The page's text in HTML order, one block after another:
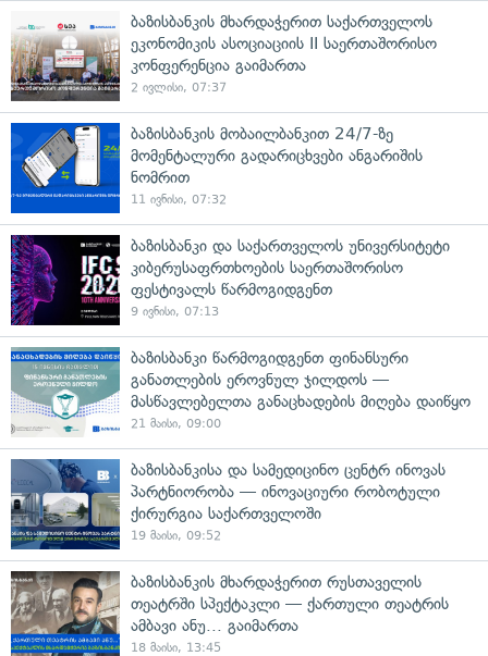
ბაზისბანკის მხარდაჭერით საქართველოს
ეკონომიკის ასოციაციის II საერთაშორისო
კონფერენცია გაიმართა
2 ივლისი, 07:37
ბაზისბანკის მობაილბანკით 24/7-ზე
მომენტალური გადარიცხვები ანგარიშის
ნომრით
11 ივნისი, 07:32
ბაზისბანკი და საქართველოს უნივერსიტეტი
კიბერუსაფრთხოების საერთაშორისო
ფესტივალს წარმოგიდგენთ
9 ივნისი, 07:13
ბაზისბანკი წარმოგიდგენთ ფინანსური
განათლების ეროვნულ ჯილდოს —
მასწავლებელთა განაცხადების მიღება დაიწყო
21 მაისი, 09:00
ბაზისბანკისა და სამედიცინო ცენტრ ინოვას
პარტნიორობა — ინოვაციური რობოტული
ქირურგია საქართველოში
19 მაისი, 09:52
ბაზისბანკის მხარდაჭერით რუსთაველის
თეატრში სპექტაკლი — ქართული თეატრის
ამბავი ანუ... გაიმართა
18 მაისი, 13:45